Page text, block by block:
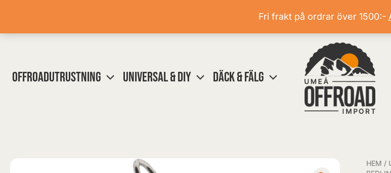
Fri frakt på ordrar över 1500:-
OFFROADUTRUSTNING UNIVERSAL & DIY DÄCK & FÄLG
HEM /